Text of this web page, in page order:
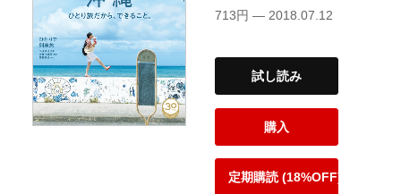
713円 — 2018.07.12
試し読み
購入
定期購読 (18%OFF)